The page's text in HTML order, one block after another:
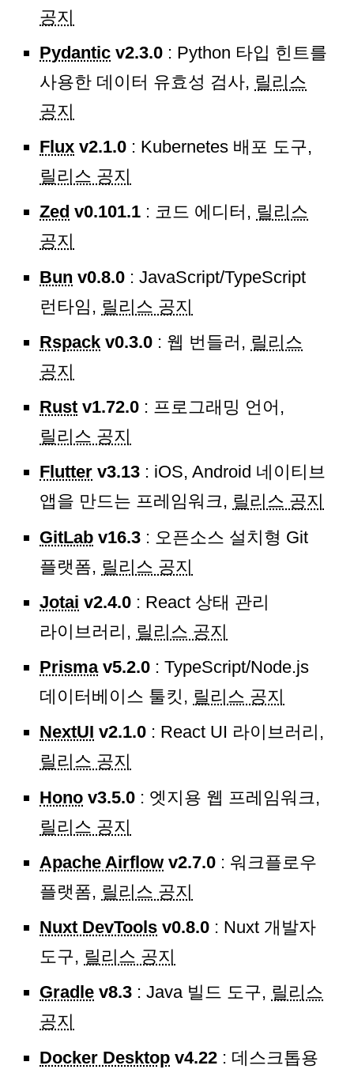
공지
Pydantic v2.3.0 : Python 타입 힌트를
사용한 데이터 유효성 검사, 릴리스
공지
Flux v2.1.0 : Kubernetes 배포 도구,
릴리스 공지
Zed v0.101.1 : 코드 에디터, 릴리스
공지
Bun v0.8.0 : JavaScript/TypeScript
런타임, 릴리스 공지
Rspack v0.3.0 : 웹 번들러, 릴리스
공지
Rust v1.72.0 : 프로그래밍 언어,
릴리스 공지
Flutter v3.13 : iOS, Android 네이티브
앱을 만드는 프레임워크, 릴리스 공지
GitLab v16.3 : 오픈소스 설치형 Git
플랫폼, 릴리스 공지
Jotai v2.4.0 : React 상태 관리
라이브러리, 릴리스 공지
Prismav5.2.0 : TypeScript/Node.js
데이터베이스 툴킷, 릴리스 공지
NextUI v2.1.0 : React UI 라이브러리,
릴리스 공지
Hono v3.5.0 : 엣지용 웹 프레임워크,
릴리스 공지
Apache Airflow v2.7.0 : 워크플로우
플랫폼, 릴리스 공지
Nuxt DevTools v0.8.0 : Nuxt 개발자
도구, 릴리스 공지
Gradle v8.3 : Java 빌드 도구, 릴리스
공지
Docker Desktop v4.22 : 데스크톱용